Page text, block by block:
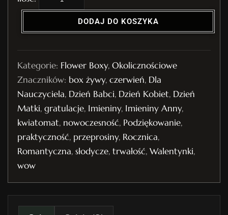
l
ć
F
l
o
w
e
r
B
x
4
DODAJ DO KOSZYKA
Kategorie: Flower Boxy, Okolicznościowe
Znaczników: box żywy, czerwień, Dla
Nauczyciela, Dzień Babci, Dzień Kobiet, Dzień
Matki, gratulacje, Imieniny, Imieniny Anny,
kwiatomat, nowoczesność, Podziękowanie,
praktyczność, przeprosiny, Rocznica,
Romantyczna, słodycze, trwałość, Walentynki,
wow